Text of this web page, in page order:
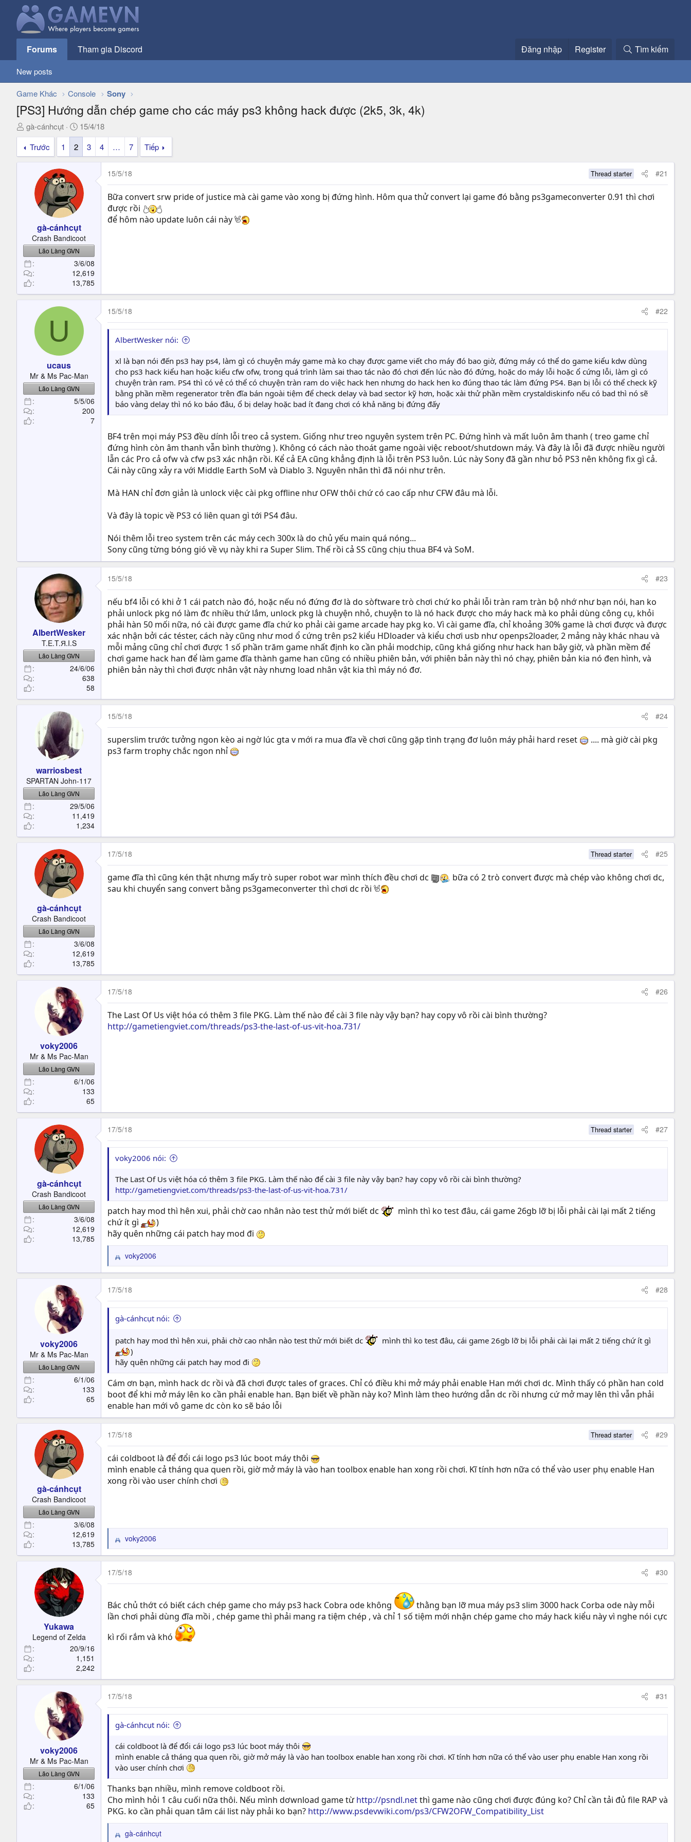
Forums Tham gia Discord Đăng nhập Register Tìm kiếm
New posts
Game Khác Console Sony
[PS3] Hướng dẫn chép game cho các máy ps3 không hack được (2k5, 3k, 4k)
T
h
e
e
r
gà-cánhcụt
N
g
y
ử
15/4/18
Trước
1 2 3 4 … 7 Tiếp
gà-cánhcụt
Crash Bandicoot
Lão Làng GVN
3/6/08
12,619
13,785
15/5/18 Thread starter #21
Bữa convert srw pride of justice mà cài game vào xong bị đứng hình. Hôm qua thử convert lại game đó bằng ps3gameconverter 0.91 thì chơi
được rồi
để hôm nào update luôn cái này
U
ucaus
Mr & Ms Pac-Man
Lão Làng GVN
5/5/06
200
7
15/5/18 #22
AlbertWesker nói:
xl là bạn nói đến ps3 hay ps4, làm gì có chuyện máy game mà ko chạy được game viết cho máy đó bao giờ, đứng máy có thể do game kiểu kdw dùng
cho ps3 hack kiểu han hoặc kiểu cfw ofw, trong quá trình làm sai thao tác nào đó chơi đến lúc nào đó đứng, hoặc do máy lỗi hoặc ổ cứng lỗi, làm gì có
chuyện tràn ram. PS4 thì có vẻ có thể có chuyện tràn ram do việc hack hen nhưng do hack hen ko đúng thao tác làm đứng PS4. Bạn bị lỗi có thể check kỹ
bằng phần mềm regenerator trên đĩa bán ngoài tiệm để check delay và bad sector kỹ hơn, hoặc xài thử phần mềm crystaldiskinfo nếu có bad thì nó sẽ
báo vàng delay thì nó ko báo đâu, ổ bị delay hoặc bad ít đang chơi có khả năng bị đứng đấy
BF4 trên mọi máy PS3 đều dính lỗi treo cả system. Giống như treo nguyên system trên PC. Đứng hình và mất luôn âm thanh ( treo game chỉ
đứng hình còn âm thanh vẫn bình thường ). Không có cách nào thoát game ngoài việc reboot/shutdown máy. Và đây là lỗi đã được nhiều người
lẫn các Pro cả ofw và cfw ps3 xác nhận rồi. Kể cả EA cũng khẳng định là lỗi trên PS3 luôn. Lúc này Sony đã gần như bỏ PS3 nên không fix gì cả.
Cái này cũng xảy ra với Middle Earth SoM và Diablo 3. Nguyên nhân thì đã nói như trên.
Mà HAN chỉ đơn giản là unlock việc cài pkg offline như OFW thôi chứ có cao cấp như CFW đâu mà lỗi.
Và đây là topic về PS3 có liên quan gì tới PS4 đâu.
Nói thêm lỗi treo system trên các máy cech 300x là do chủ yếu main quá nóng...
Sony cũng từng bóng gió về vụ này khi ra Super Slim. Thế rồi cả SS cũng chịu thua BF4 và SoM.
AlbertWesker
T.E.T.Я.I.S
Lão Làng GVN
24/6/06
638
58
15/5/18 #23
nếu bf4 lỗi có khi ở 1 cái patch nào đó, hoặc nếu nó đứng đơ là do sòftware trò chơi chứ ko phải lỗi tràn ram tràn bộ nhớ như bạn nói, han ko
phải unlock pkg nó làm đc nhiều thứ lắm, unlock pkg là chuyện nhỏ, chuyện to là nó hack được cho máy hack mà ko phải dùng công cụ, khỏi
phải hàn 50 mối nữa, nó cài được game đĩa chứ ko phải cài game arcade hay pkg ko. Vì cài game đĩa, chỉ khoảng 30% game là chơi được và được
xác nhận bởi các téster, cách này cũng như mod ổ cứng trên ps2 kiểu HDloader và kiểu chơi usb như openps2loader, 2 mảng này khác nhau và
mỗi mảng cũng chỉ chơi được 1 số phần trăm game nhất định ko cần phải modchip, cũng khá giống như hack han bây giờ, và phần mềm để
chơi game hack han để làm game đĩa thành game han cũng có nhiều phiên bản, với phiên bản này thì nó chạy, phiên bản kia nó đen hình, và
phiên bản này thì chơi được nhân vật này nhưng load nhân vật kia thì máy nó đơ.
warriosbest
SPARTAN John-117
Lão Làng GVN
29/5/06
11,419
1,234
15/5/18 #24
superslim trước tưởng ngon kèo ai ngờ lúc gta v mới ra mua đĩa về chơi cũng gặp tình trạng đơ luôn máy phải hard reset
.... mà giờ cài pkg
ps3 farm trophy chắc ngon nhỉ
gà-cánhcụt
Crash Bandicoot
Lão Làng GVN
3/6/08
12,619
13,785
17/5/18 Thread starter #25
game đĩa thì cũng kén thật nhưng mấy trò super robot war mình thích đều chơi dc
bữa có 2 trò convert được mà chép vào không chơi dc,
sau khi chuyển sang convert bằng ps3gameconverter thì chơi dc rồi
voky2006
Mr & Ms Pac-Man
Lão Làng GVN
6/1/06
133
65
17/5/18 #26
The Last Of Us việt hóa có thêm 3 file PKG. Làm thế nào để cài 3 file này vậy bạn? hay copy vô rồi cài bình thường?
http://gametiengviet.com/threads/ps3-the-last-of-us-vit-hoa.731/
gà-cánhcụt
Crash Bandicoot
Lão Làng GVN
3/6/08
12,619
13,785
17/5/18 Thread starter #27
voky2006 nói:
The Last Of Us việt hóa có thêm 3 file PKG. Làm thế nào để cài 3 file này vậy bạn? hay copy vô rồi cài bình thường?
http://gametiengviet.com/threads/ps3-the-last-of-us-vit-hoa.731/
patch hay mod thì hên xui, phải chờ cao nhân nào test thử mới biết dc
mình thì ko test đâu, cái game 26gb lỡ bị lỗi phải cài lại mất 2 tiếng
chứ ít gì
)
hãy quên những cái patch hay mod đi
R
e
a
c
t
i
o
s
voky2006
voky2006
Mr & Ms Pac-Man
Lão Làng GVN
6/1/06
133
65
17/5/18 #28
gà-cánhcụt nói:
patch hay mod thì hên xui, phải chờ cao nhân nào test thử mới biết dc
mình thì ko test đâu, cái game 26gb lỡ bị lỗi phải cài lại mất 2 tiếng chứ ít gì
)
hãy quên những cái patch hay mod đi
Cám ơn bạn, mình hack dc rồi và đã chơi được tales of graces. Chỉ có điều khi mở máy phải enable Han mới chơi dc. Mình thấy có phần han cold
boot để khi mở máy lên ko cần phải enable han. Bạn biết về phần này ko? Mình làm theo hướng dẫn dc rồi nhưng cứ mở may lên thì vẫn phải
enable han mới vô game dc còn ko sẽ báo lỗi
gà-cánhcụt
Crash Bandicoot
Lão Làng GVN
3/6/08
12,619
13,785
17/5/18 Thread starter #29
cái coldboot là để đổi cái logo ps3 lúc boot máy thôi
mình enable cả tháng qua quen rồi, giờ mở máy là vào han toolbox enable han xong rồi chơi. Kĩ tính hơn nữa có thể vào user phụ enable Han
xong rồi vào user chính chơi
R
e
a
c
t
o
n
s
voky2006
Yukawa
Legend of Zelda
20/9/16
1,151
2,242
17/5/18 #30
Bác chủ thớt có biết cách chép game cho máy ps3 hack Cobra ode không
thằng bạn lỡ mua máy ps3 slim 3000 hack Corba ode này mỗi
lần chơi phải dùng đĩa mồi , chép game thì phải mang ra tiệm chép , và chỉ 1 số tiệm mới nhận chép game cho máy hack kiểu này vì nghe nói cực
kì rối rắm và khó
voky2006
Mr & Ms Pac-Man
Lão Làng GVN
6/1/06
133
65
17/5/18 #31
gà-cánhcụt nói:
cái coldboot là để đổi cái logo ps3 lúc boot máy thôi
mình enable cả tháng qua quen rồi, giờ mở máy là vào han toolbox enable han xong rồi chơi. Kĩ tính hơn nữa có thể vào user phụ enable Han xong rồi
vào user chính chơi
Thanks bạn nhiều, mình remove coldboot rồi.
Cho mình hỏi 1 câu cuối nữa thôi. Nếu mình dơwnload game từhttp://psndl.netthì game nào cũng chơi được đúng ko? Chỉ cần tải đủ file RAP và
PKG. ko cần phải quan tâm cái list này phải ko bạn? http://www.psdevwiki.com/ps3/CFW2OFW_Compatibility_List
R gà-cánhcụt